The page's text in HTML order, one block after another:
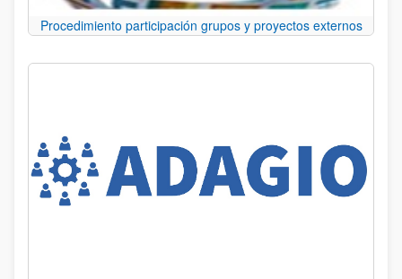
Procedimiento participación grupos y proyectos externos